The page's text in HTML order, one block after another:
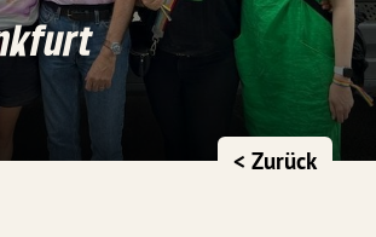
< Zurück